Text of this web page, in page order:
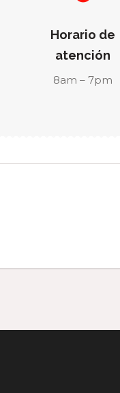
Horario de
atención
8am – 7pm